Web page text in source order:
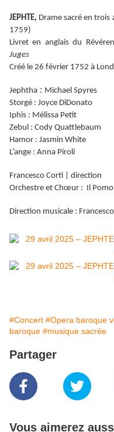
JEPHTE, Drame sacré en trois
1759)
Livret en anglais du
Juges
Créé le 26 février 1752 à
Jephtha : Michael Spyres
Storgé : Joyce DiDonato
Iphis : Mélissa Petit
Zebul : Cody Quattlebaum
Hamor : Jasmin White
L’ange : Anna Piroli
Francesco Corti | direction
Orchestre et Chœur : Il Pomo
Direction musicale :
#Concert #Opera baroque
baroque #musique sacrée
Partager
Vous aimerez